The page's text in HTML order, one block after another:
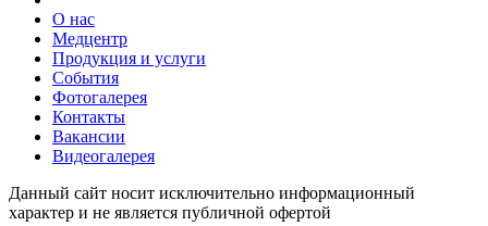
О нас
Медцентр
Продукция и услуги
События
Фотогалерея
Контакты
Вакансии
Видеогалерея
Данный сайт носит исключительно информационный
характер и не является публичной офертой